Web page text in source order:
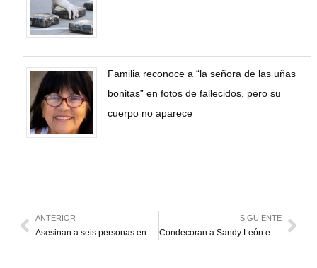
Familia reconoce a “la señora de las uñas
bonitas” en fotos de fallecidos, pero su
cuerpo no aparece
ANTERIOR
Asesinan a seis personas en localidad colombiana
SIGUIENTE
Condecoran a Sandy León en Mara